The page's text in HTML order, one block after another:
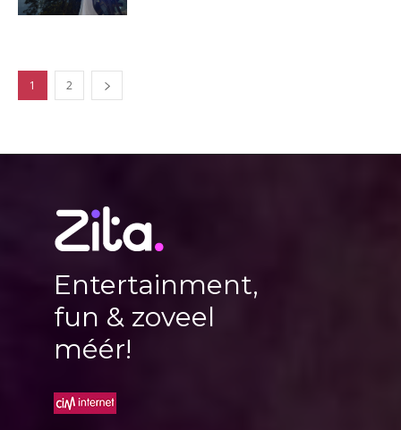
1 2
Entertainment,
fun & zoveel
méér!